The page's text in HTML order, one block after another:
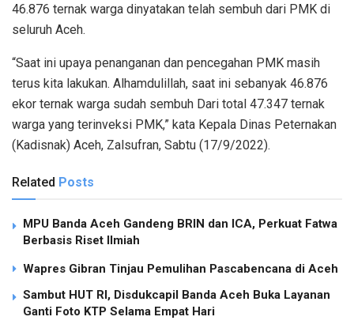
46.876 ternak warga dinyatakan telah sembuh dari PMK di
seluruh Aceh.
“Saat ini upaya penanganan dan pencegahan PMK masih
terus kita lakukan. Alhamdulillah, saat ini sebanyak 46.876
ekor ternak warga sudah sembuh Dari total 47.347 ternak
warga yang terinveksi PMK,” kata Kepala Dinas Peternakan
(Kadisnak) Aceh, Zalsufran, Sabtu (17/9/2022).
Related Posts
MPU Banda Aceh Gandeng BRIN dan ICA, Perkuat Fatwa
Berbasis Riset Ilmiah
Wapres Gibran Tinjau Pemulihan Pascabencana di Aceh
Sambut HUT RI, Disdukcapil Banda Aceh Buka Layanan
Ganti Foto KTP Selama Empat Hari